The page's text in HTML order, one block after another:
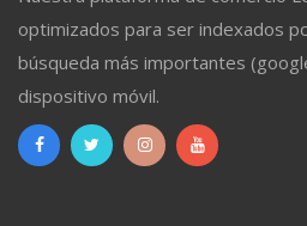
optimizados para ser indexados
búsqueda más importantes
dispositivo móvil.